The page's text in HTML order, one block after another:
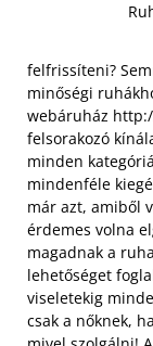
felfrissíteni?
minőségi
webáruház
felsorakozó
minden
mindenféle
már azt, amiből
érdemes volna
magadnak a
lehetőséget
viseletekig
csak a nőknek,